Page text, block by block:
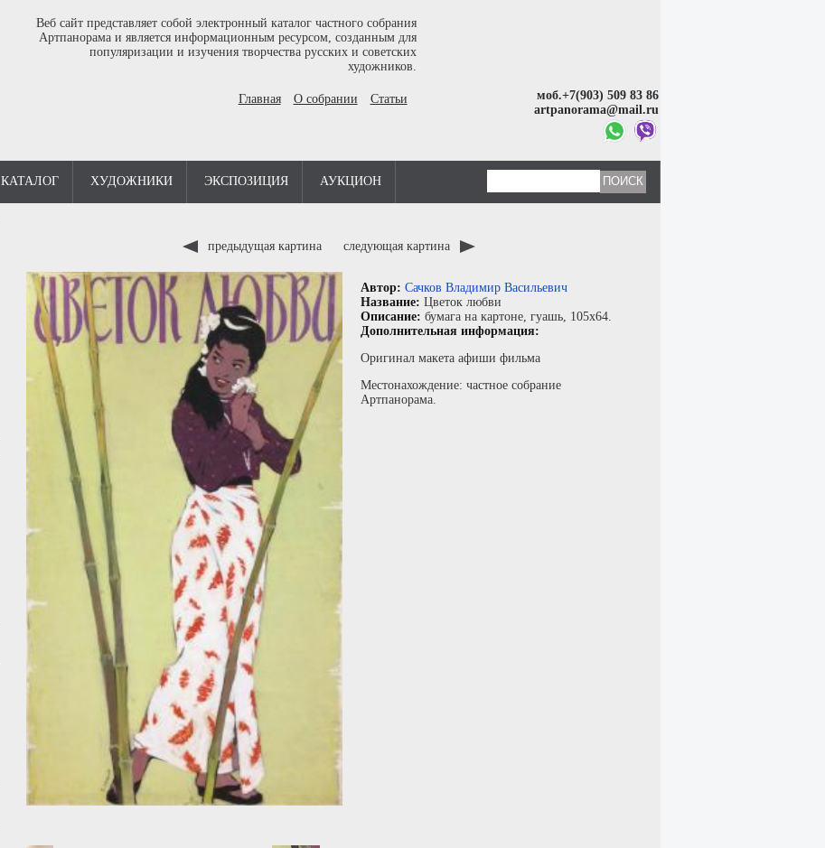
Веб сайт представляет собой электронный каталог частного собрания
Артпанорама и является информационным ресурсом, созданным для
популяризации и изучения творчества русских и советских
художников.
Главная О собрании Статьи
моб.+7(903) 509 83 86
artpanorama@mail.ru
КАТАЛОГ ХУДОЖНИКИ ЭКСПОЗИЦИЯ АУКЦИОН
предыдущая картина следующая картина
Автор: Сачков Владимир Васильевич
Название: Цветок любви
Описание: бумага на картоне, гуашь, 105x64.
Дополнительная информация:
Оригинал макета афиши фильма
Местонахождение: частное собрание
Артпанорама.